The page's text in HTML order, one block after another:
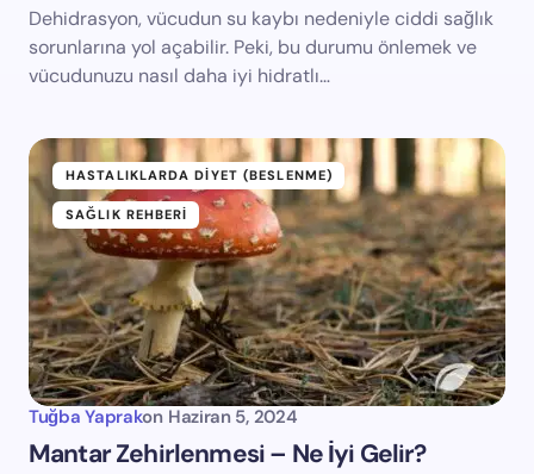
Dehidrasyon, vücudun su kaybı nedeniyle ciddi sağlık
sorunlarına yol açabilir. Peki, bu durumu önlemek ve
vücudunuzu nasıl daha iyi hidratlı…
HASTALIKLARDA DIYET (BESLENME)
SAĞLIK REHBERI
Tuğba Yaprakon Haziran 5, 2024
Mantar Zehirlenmesi – Ne İyi Gelir?